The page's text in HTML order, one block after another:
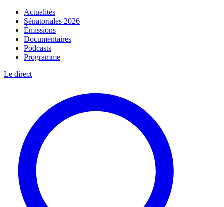
Actualités
Sénatoriales 2026
Émissions
Documentaires
Podcasts
Programme
Le direct